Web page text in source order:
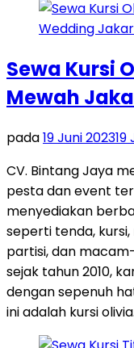
Sewa Kursi
Mewah
pada19 Juni 202319
CV. Bintang Jaya
pesta dan event
menyediakan
seperti tenda,
partisi, dan
sejak tahun 2010,
dengan sepenuh
ini adalah kursi